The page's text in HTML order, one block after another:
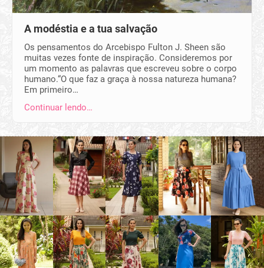
A modéstia e a tua salvação
Os pensamentos do Arcebispo Fulton J. Sheen são
muitas vezes fonte de inspiração. Consideremos por
um momento as palavras que escreveu sobre o corpo
humano.“O que faz a graça à nossa natureza humana?
Em primeiro…
Continuar lendo…